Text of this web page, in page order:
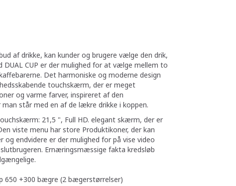
af drikke, kan kunder og brugere vælge den drik,
DUAL CUP er der mulighed for at vælge mellem to
Det harmoniske og moderne design
touchskærm, der er meget
og varme farver, inspireret af den
står med en af de lækre drikke i koppen.
21,5 ", Full HD. elegant skærm, der er
viste menu har store Produktikoner, der kan
og endvidere er der mulighed for på vise video
Ernæringsmæssige fakta kredsløb
650 +300 bægre (2 bægerstørrelser)